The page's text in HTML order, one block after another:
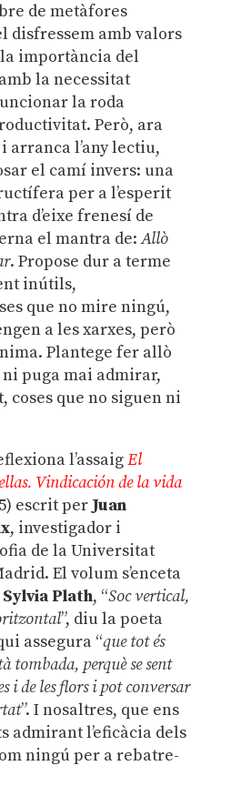
de metàfores
disfressem amb valors
importància del
la necessitat
la roda
Però, ara
i arranca l’any lectiu,
el camí invers: una
per a l’esperit
d’eixe frenesí de
el mantra de:Allò
. Propose dur a terme
inútils,
que no mire ningú,
a les xarxes, però
Plantege fer allò
puga mai admirar,
coses que no siguen ni
l’assaigEl
Vindicación de la vida
escrit per Juan
, investigador i
de la Universitat
El volum s’enceta
Sylvia Plath, “Soc vertical,
”, diu la poeta
assegura “que tot és
tombada, perquè se sent
i de les flors i pot conversar
”. I nosaltres, que ens
admirant l’eficàcia dels
ningú per a rebatre-